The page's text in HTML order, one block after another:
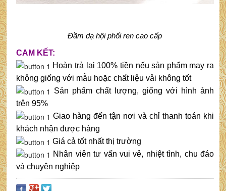
Đầm dạ hội phối ren cao cấp
CAM KẾT:
Hoàn trả lại 100% tiền nếu sản phẩm may ra
không giống với mẫu hoặc chất liệu vải không tốt
Sản phẩm chất lượng, giống với hình ảnh
trên 95%
Giao hàng đến tận nơi và chỉ thanh toán khi
khách nhận được hàng
Giá cả tốt nhất thị trường
Nhân viên tư vấn vui vẻ, nhiệt tình, chu đáo
và chuyên nghiệp